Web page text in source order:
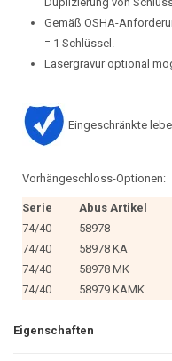
Gemäß OSHA-
= 1 Schlüssel.
Lasergravur optional
Eingeschränkte
Vorhängeschloss-Optionen:
Serie Abus Artikel
74/40
58978
74/40
58978 KA
74/40
58978 MK
74/40
58979 KAMK
Eigenschaften